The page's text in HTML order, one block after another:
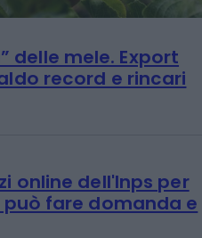
delle mele. Export
record e rincari
online dell'Inps per
fare domanda e